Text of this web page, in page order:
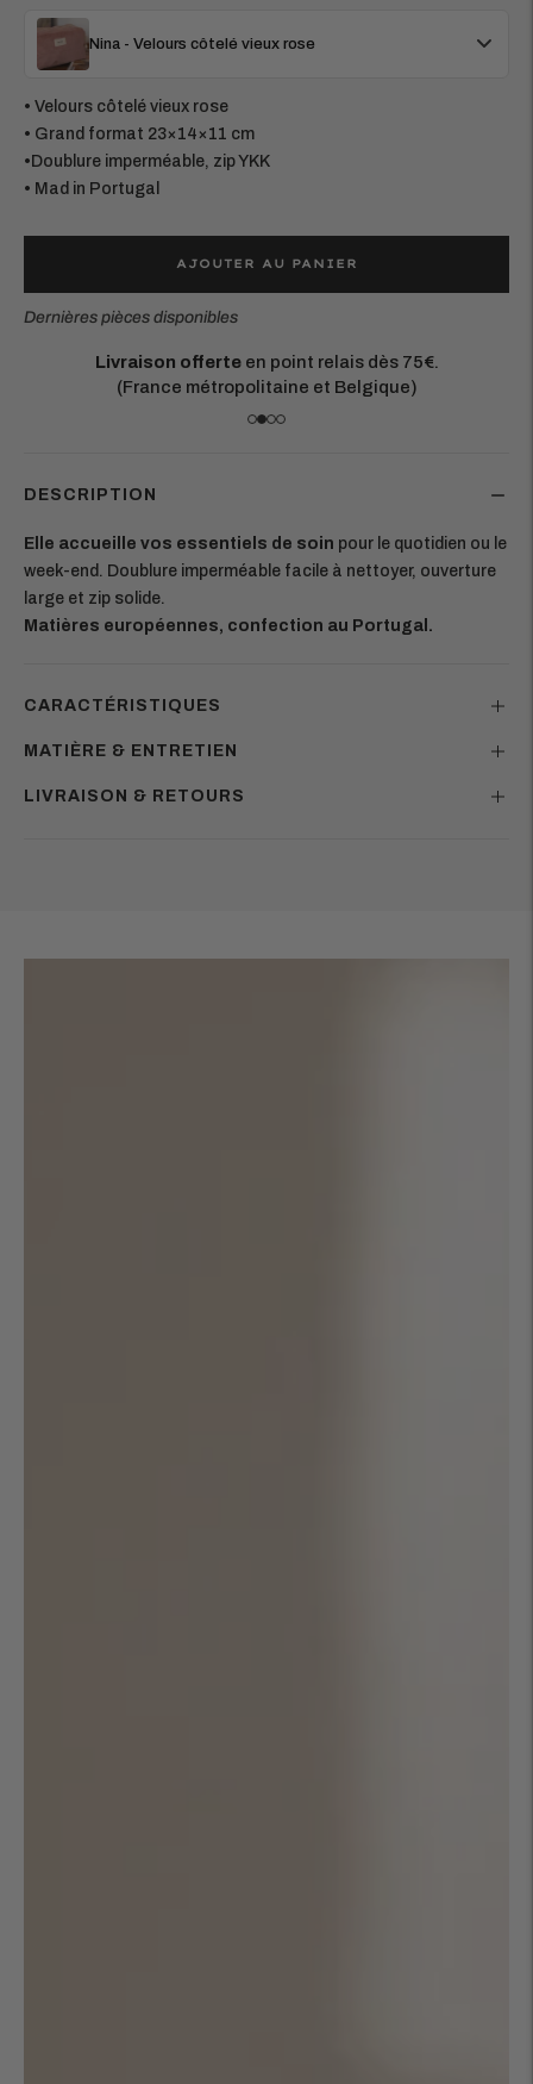
Nina - Velours côtelé vieux rose
• Velours côtelé vieux rose
• Grand format 23×14×11 cm
•Doublure imperméable, zip YKK
• Mad in Portugal
AJOUTER AU PANIER
Dernières pièces disponibles
Livraison offerteen point relais dès 75€.
(France métropolitaine et Belgique)
DESCRIPTION
Elle accueille vos essentiels de soin pour le quotidien ou le
week-end. Doublure imperméable facile à nettoyer, ouverture
large et zip solide.
Matières européennes, confection au Portugal.
CARACTÉRISTIQUES
MATIÈRE & ENTRETIEN
LIVRAISON & RETOURS
à